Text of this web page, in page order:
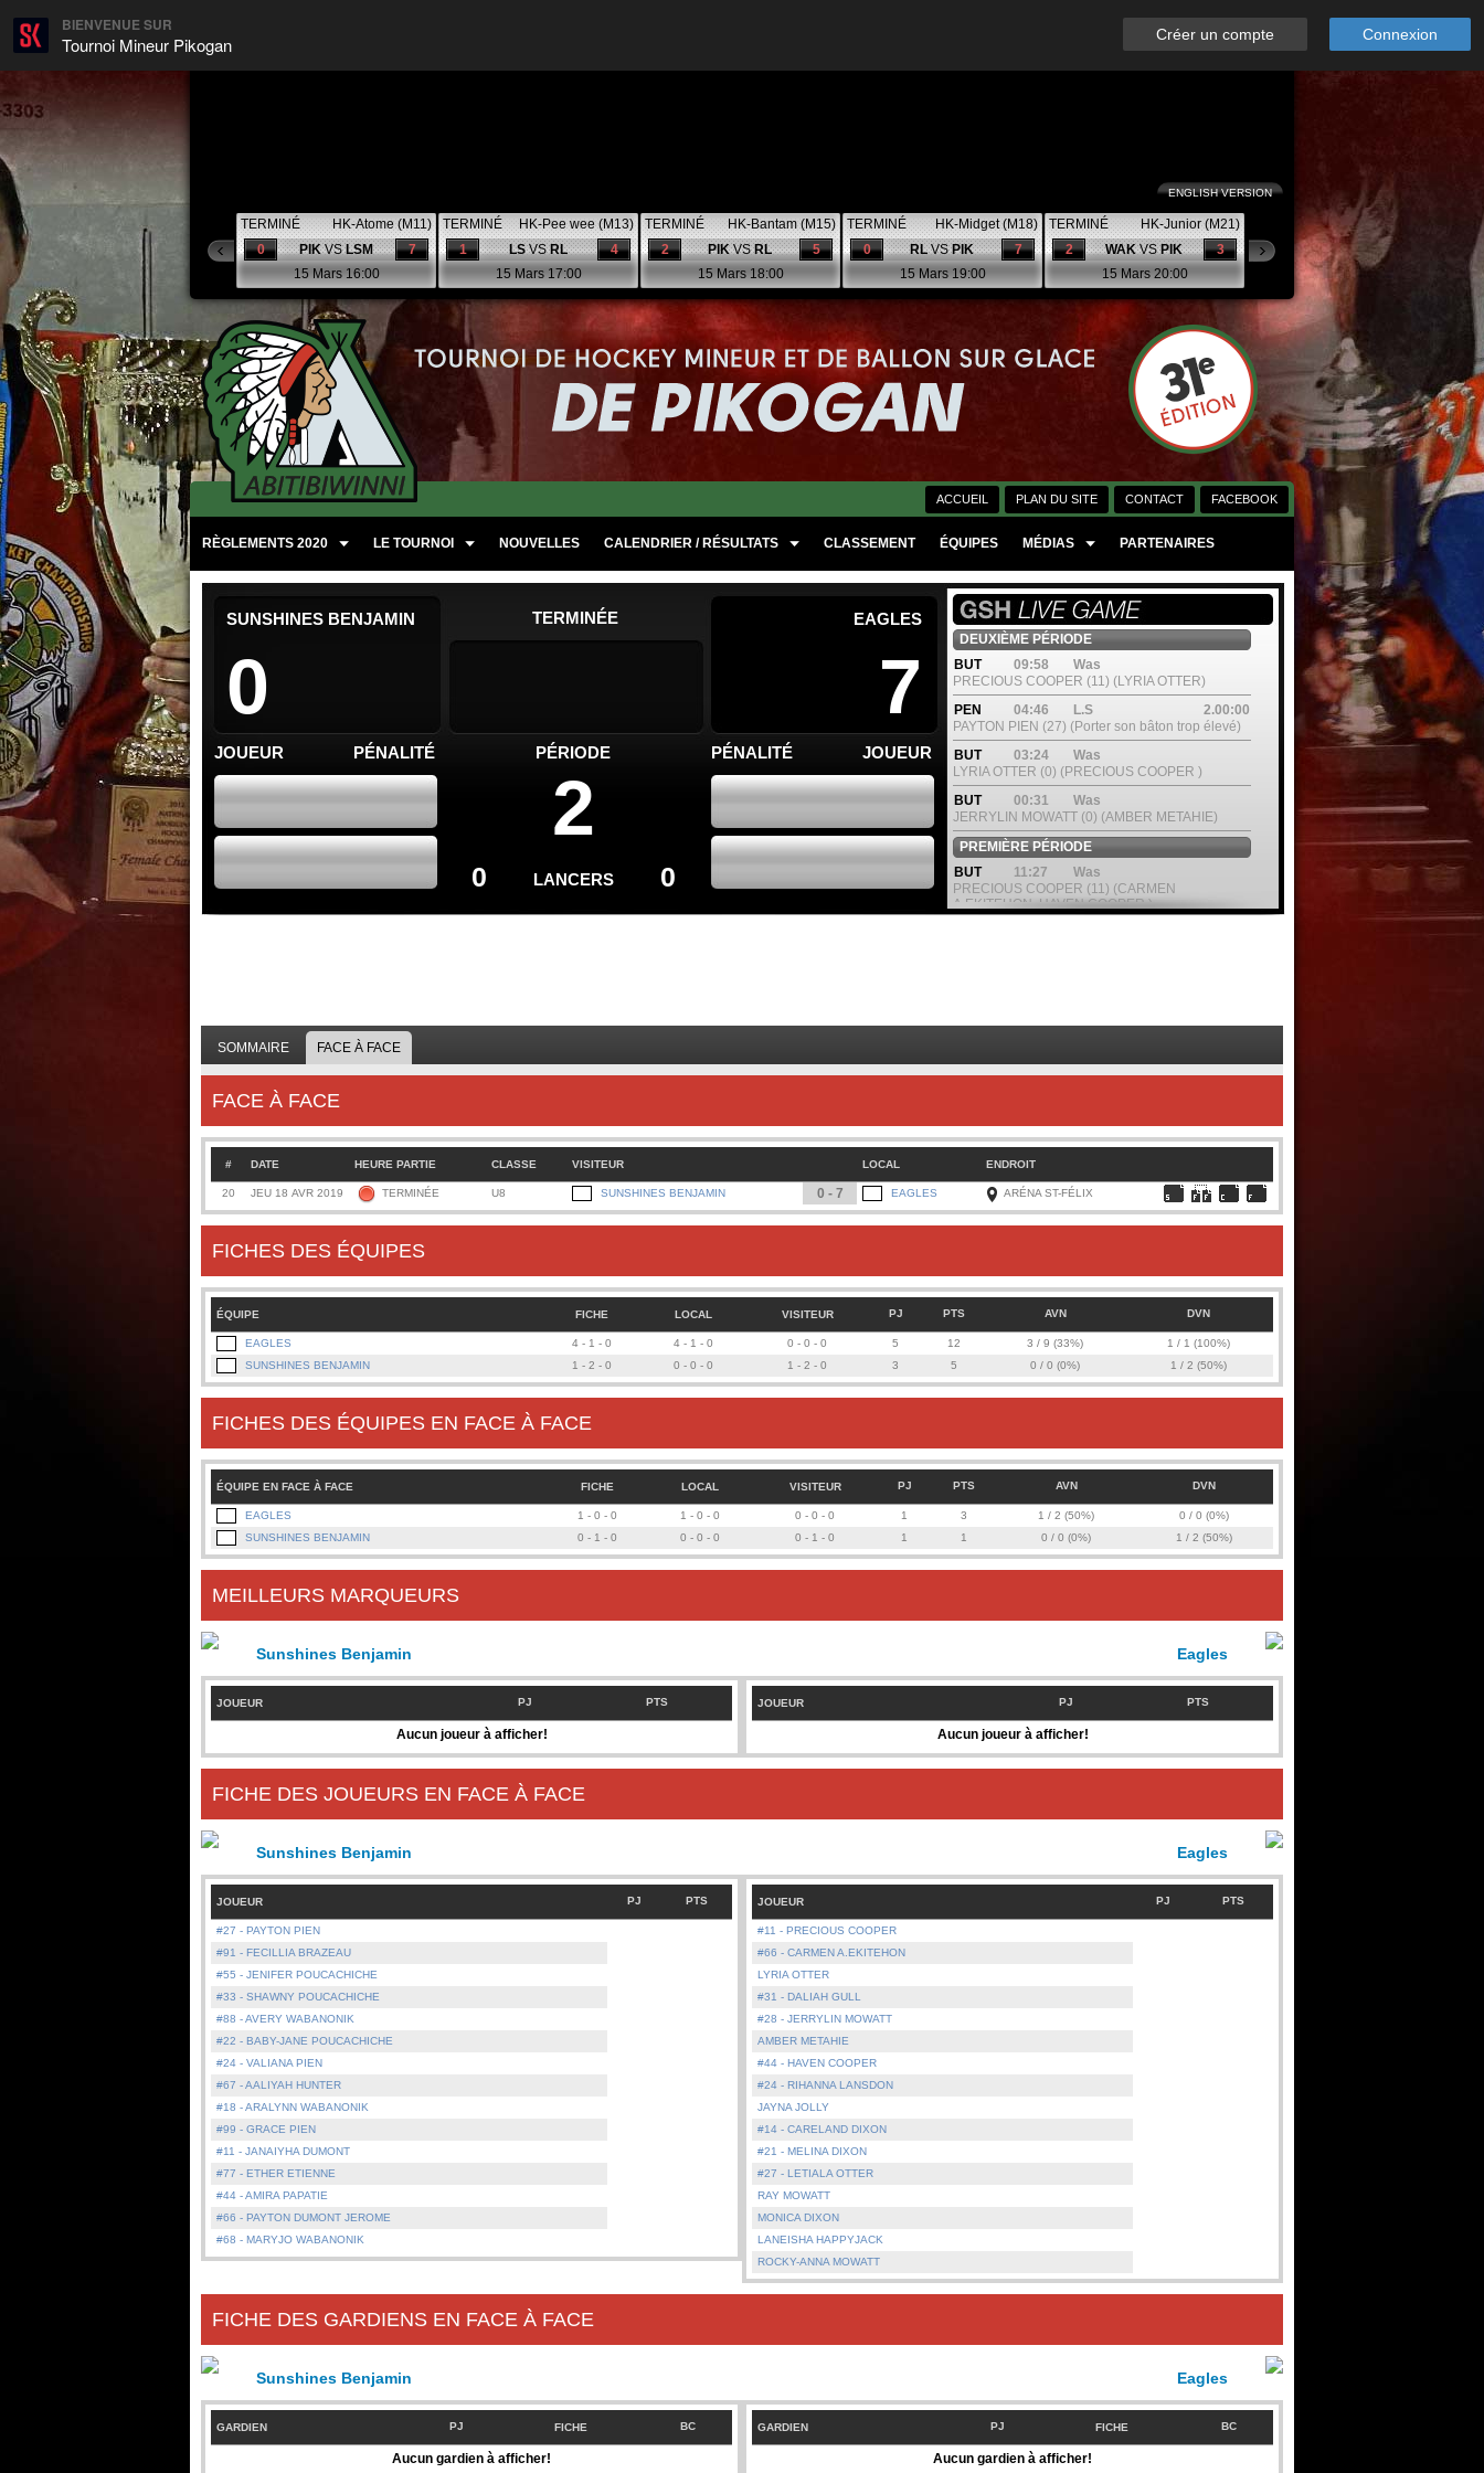
BIENVENUE SUR
Tournoi Mineur Pikogan Connexion
Créer un compte
ENGLISH VERSION
TERMINÉ
HK-Atome (M11)
7
0 PIKVSLSM
15 Mars 16:00
TERMINÉ
HK-Pee wee (M13)
4
1 LSVSRL
15 Mars 17:00
TERMINÉ
HK-Bantam (M15)
5
2 PIKVSRL
15 Mars 18:00
TERMINÉ
HK-Midget (M18)
7
0 RLVSPIK
15 Mars 19:00
TERMINÉ
HK-Junior (M21)
3
2 WAKVSPIK
15 Mars 20:00
FACEBOOK
CONTACT
PLAN DU SITE
ACCUEIL
RÈGLEMENTS 2020 LE TOURNOI NOUVELLES CALENDRIER / RÉSULTATS CLASSEMENT ÉQUIPES MÉDIAS PARTENAIRES
SUNSHINES BENJAMIN
0
EAGLES
7
TERMINÉE
JOUEUR PÉNALITÉ JOUEUR
PÉNALITÉ
PÉRIODE
2
LANCERS
0 0
DEUXIÈME PÉRIODE
BUT
09:58
Was
PRECIOUS COOPER (11) (LYRIA OTTER)
PEN
04:46 L.S
2.00:00
PAYTON PIEN (27) (Porter son bâton trop élevé)
BUT
03:24
Was
LYRIA OTTER (0) (PRECIOUS COOPER )
BUT
00:31
Was
JERRYLIN MOWATT (0) (AMBER METAHIE)
PREMIÈRE PÉRIODE
BUT
11:27
Was
PRECIOUS COOPER (11) (CARMEN
A.EKITEHON, HAVEN COOPER )
BUT
04:05 Was
AN
PEN
02:30 L.S
2.00:00
SOMMAIRE FACE À FACE
FACE À FACE
# DATE HEURE PARTIE CLASSE VISITEUR LOCAL ENDROIT
20 JEU 18 AVR 2019 TERMINÉE U8 SUNSHINES BENJAMIN 0 - 7 EAGLES ARÉNA ST-FÉLIX
FICHES DES ÉQUIPES
ÉQUIPE FICHE LOCAL VISITEUR PJ PTS AVN DVN
EAGLES 4 - 1 - 0 4 - 1 - 0 0 - 0 - 0 5 12 3 / 9 (33%)
1 / 1 (100%)
SUNSHINES BENJAMIN
1 - 2 - 0 0 - 0 - 0 1 - 2 - 0 3 5 0 / 0 (0%) 1 / 2 (50%)
FICHES DES ÉQUIPES EN FACE À FACE
ÉQUIPE EN FACE À FACE FICHE LOCAL VISITEUR PJ PTS AVN DVN
EAGLES 1 - 0 - 0 1 - 0 - 0 0 - 0 - 0 1 3 1 / 2 (50%)
0 / 0 (0%)
SUNSHINES BENJAMIN
0 - 1 - 0 0 - 0 - 0 0 - 1 - 0 1 1 0 / 0 (0%) 1 / 2 (50%)
MEILLEURS MARQUEURS
Sunshines Benjamin
JOUEUR PJ PTS
Aucun joueur à afficher!
Eagles
JOUEUR PJ PTS
Aucun joueur à afficher!
FICHE DES JOUEURS EN FACE À FACE
Sunshines Benjamin
JOUEUR PJ PTS
#27 - PAYTON PIEN
#91 - FECILLIA BRAZEAU
#55 - JENIFER POUCACHICHE
#33 - SHAWNY POUCACHICHE
#88 - AVERY WABANONIK
#22 - BABY-JANE POUCACHICHE
#24 - VALIANA PIEN
#67 - AALIYAH HUNTER
#18 - ARALYNN WABANONIK
#99 - GRACE PIEN
#11 - JANAIYHA DUMONT
#77 - ETHER ETIENNE
#44 - AMIRA PAPATIE
#66 - PAYTON DUMONT JEROME
#68 - MARYJO WABANONIK
Eagles
JOUEUR PJ PTS
#11 - PRECIOUS COOPER
#66 - CARMEN A.EKITEHON
LYRIA OTTER
#31 - DALIAH GULL
#28 - JERRYLIN MOWATT
AMBER METAHIE
#44 - HAVEN COOPER
#24 - RIHANNA LANSDON
JAYNA JOLLY
#14 - CARELAND DIXON
#21 - MELINA DIXON
#27 - LETIALA OTTER
RAY MOWATT
MONICA DIXON
LANEISHA HAPPYJACK
ROCKY-ANNA MOWATT
FICHE DES GARDIENS EN FACE À FACE
Sunshines Benjamin
GARDIEN PJ FICHE BC
Aucun gardien à afficher!
Eagles
GARDIEN PJ FICHE BC
Aucun gardien à afficher!